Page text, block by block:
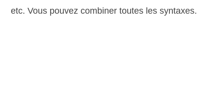
etc. Vous pouvez combiner toutes les syntaxes.